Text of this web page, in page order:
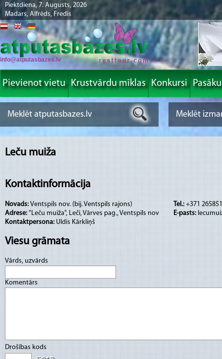
Piektdiena, 7. Augusts, 2026
Madars, Alfrēds, Fredis
info@atputasbazes.lv
Pievienot vietu Krustvārdu mīklas Konkursi
Leču muiža
Kontaktinformācija
Novads: Ventspils nov. (bij. Ventspils rajons)
Adrese: "Leču muiža", Leči, Vārves pag., Ventspils nov
Kontaktpersona: Uldis Kārkliņš
Tel.: +371
E-pasts:
Viesu grāmata
Vārds, uzvārds
Komentārs
Drošības kods